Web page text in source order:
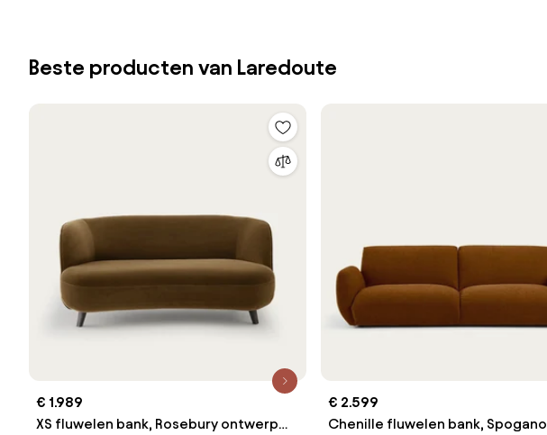
Beste producten van Laredoute
€ 1.989
XS fluwelen bank, Rosebury ontwerp
€ 2.599
Chenille fluwelen bank, Spogano